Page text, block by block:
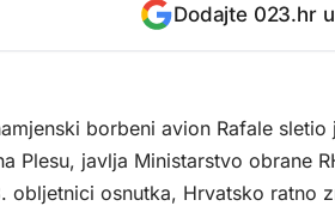
Dodajte 023.hr
borbeni avion Rafale
Plesu, javlja Ministarstvo obrane
obljetnici osnutka, Hrvatsko ratno